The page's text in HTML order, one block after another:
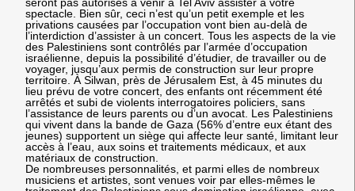
seront pas autorisés à venir à Tel Aviv assister à votre
spectacle. Bien sûr, ceci n’est qu’un petit exemple et les
privations causées par l’occupation vont bien au-delà de
l’interdiction d’assister à un concert. Tous les aspects de la vie
des Palestiniens sont contrôlés par l’armée d’occupation
israélienne, depuis la possibilité d’étudier, de travailler ou de
voyager, jusqu’aux permis de construction sur leur propre
territoire. À Silwan, près de Jérusalem Est, à 45 minutes du
lieu prévu de votre concert, des enfants ont récemment été
arrêtés et subi de violents interrogatoires policiers, sans
l’assistance de leurs parents ou d’un avocat. Les Palestiniens
qui vivent dans la bande de Gaza (56% d’entre eux étant des
jeunes) supportent un siège qui affecte leur santé, limitant leur
accès à l’eau, aux soins et traitements médicaux, et aux
matériaux de construction.
De nombreuses personnalités, et parmi elles de nombreux
musiciens et artistes, sont venues voir par elles-mêmes le